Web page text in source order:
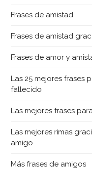
Frases de amistad
Frases de amistad
Frases de amor y
Las 25 mejores frases
fallecido
Las mejores frases
Las mejores rimas
amigo
Más frases de amigos